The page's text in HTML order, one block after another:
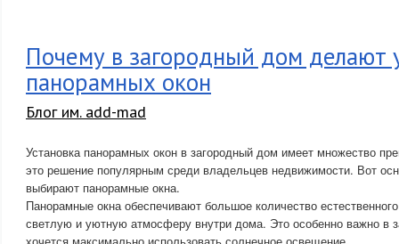
Почему в загородный дом делают
панорамных окон
Блог им. add-mad
Установка панорамных окон в загородный дом имеет множество
это решение популярным среди владельцев недвижимости. Вот
выбирают панорамные окна.
Панорамные окна обеспечивают большое количество
светлую и уютную атмосферу внутри дома. Это особенно важно в